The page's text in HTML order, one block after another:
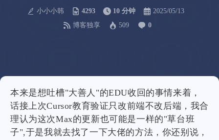
小小小韩 4293 10 分钟
2025/05/13
博客独享
509 0
本来是想吐槽"大善人"的EDU收回的事情来着，
话接上次Cursor教育验证只改前端不改后端，我合
理认为这次Max的更新也可能是一样的"草台班
子",于是我就去找了一下大佬的方法，你还别说，